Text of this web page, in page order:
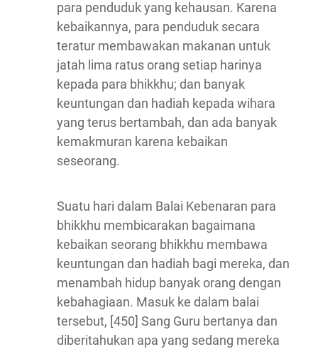
para penduduk yang kehausan. Karena
kebaikannya, para penduduk secara
teratur membawakan makanan untuk
jatah lima ratus orang setiap harinya
kepada para bhikkhu; dan banyak
keuntungan dan hadiah kepada wihara
yang terus bertambah, dan ada banyak
kemakmuran karena kebaikan
seseorang.
Suatu hari dalam Balai Kebenaran para
bhikkhu membicarakan bagaimana
kebaikan seorang bhikkhu membawa
keuntungan dan hadiah bagi mereka, dan
menambah hidup banyak orang dengan
kebahagiaan. Masuk ke dalam balai
tersebut, [450] Sang Guru bertanya dan
diberitahukan apa yang sedang mereka